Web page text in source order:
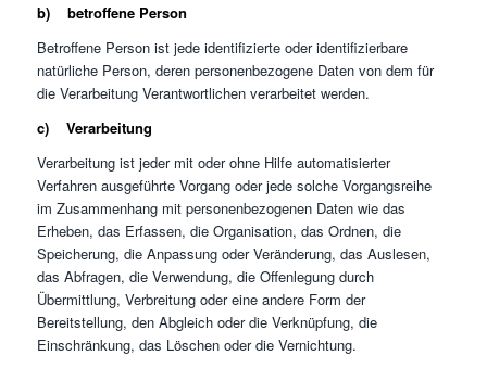
b) betroffene Person
Betroffene Person ist jede identifizierte oder identifizierbare
natürliche Person, deren personenbezogene Daten von dem für
die Verarbeitung Verantwortlichen verarbeitet werden.
c) Verarbeitung
Verarbeitung ist jeder mit oder ohne Hilfe automatisierter
Verfahren ausgeführte Vorgang oder jede solche Vorgangsreihe
im Zusammenhang mit personenbezogenen Daten wie das
Erheben, das Erfassen, die Organisation, das Ordnen, die
Speicherung, die Anpassung oder Veränderung, das Auslesen,
das Abfragen, die Verwendung, die Offenlegung durch
Übermittlung, Verbreitung oder eine andere Form der
Bereitstellung, den Abgleich oder die Verknüpfung, die
Einschränkung, das Löschen oder die Vernichtung.